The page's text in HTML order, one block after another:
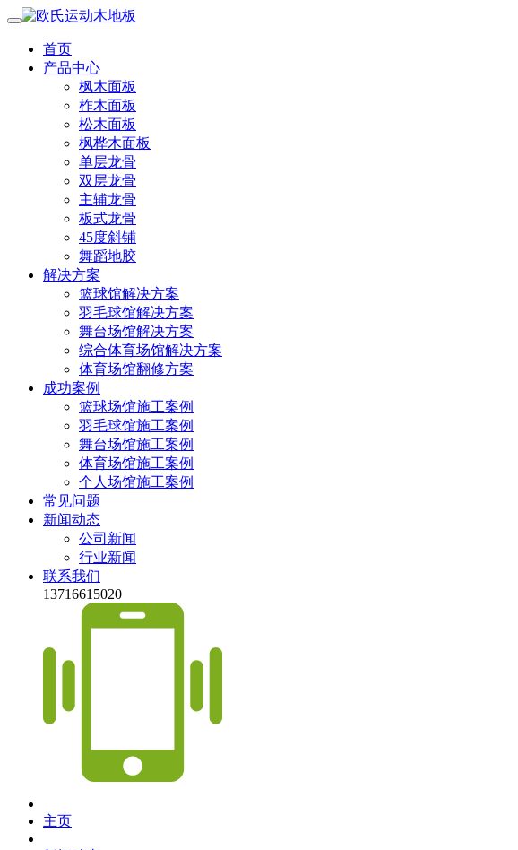
首页
产品中心
枫木面板
柞木面板
松木面板
枫桦木面板
单层龙骨
双层龙骨
主辅龙骨
板式龙骨
45度斜铺
舞蹈地胶
解决方案
篮球馆解决方案
羽毛球馆解决方案
舞台场馆解决方案
综合体育场馆解决方案
体育场馆翻修方案
成功案例
篮球场馆施工案例
羽毛球馆施工案例
舞台场馆施工案例
体育场馆施工案例
个人场馆施工案例
常见问题
新闻动态
公司新闻
行业新闻
联系我们
13716615020
主页